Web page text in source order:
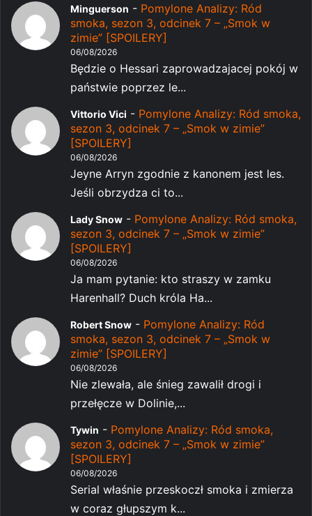
Minguerson - Pomylone Analizy: Ród
smoka, sezon 3, odcinek 7 – „Smok w
zimie” [SPOILERY]
06/08/2026
Będzie o Hessari zaprowadzajacej pokój w
państwie poprzez le...
Vittorio Vici - Pomylone Analizy: Ród smoka,
sezon 3, odcinek 7 – „Smok w zimie”
[SPOILERY]
06/08/2026
Jeyne Arryn zgodnie z kanonem jest les.
Jeśli obrzydza ci to...
Lady Snow - Pomylone Analizy: Ród smoka,
sezon 3, odcinek 7 – „Smok w zimie”
[SPOILERY]
06/08/2026
Ja mam pytanie: kto straszy w zamku
Harenhall? Duch króla Ha...
Robert Snow - Pomylone Analizy: Ród
smoka, sezon 3, odcinek 7 – „Smok w
zimie” [SPOILERY]
06/08/2026
Nie zlewała, ale śnieg zawalił drogi i
przełęcze w Dolinie,...
Tywin - Pomylone Analizy: Ród smoka,
sezon 3, odcinek 7 – „Smok w zimie”
[SPOILERY]
06/08/2026
Serial właśnie przeskoczł smoka i zmierza
w coraz głupszym k...